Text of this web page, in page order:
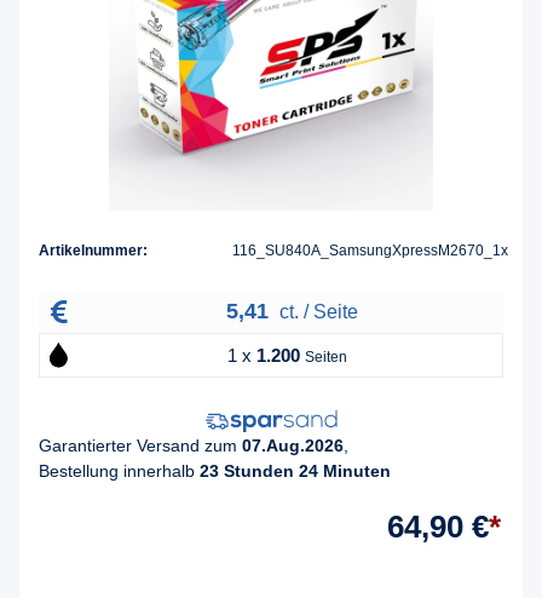
Artikelnummer: 116_SU840A_SamsungXpressM2670_1x
5,41 ct. / Seite
1 x 1.200 Seiten
Garantierter Versand zum 07.Aug.2026
Bestellung innerhalb 23 Stunden 24 Minuten
64,90 €*